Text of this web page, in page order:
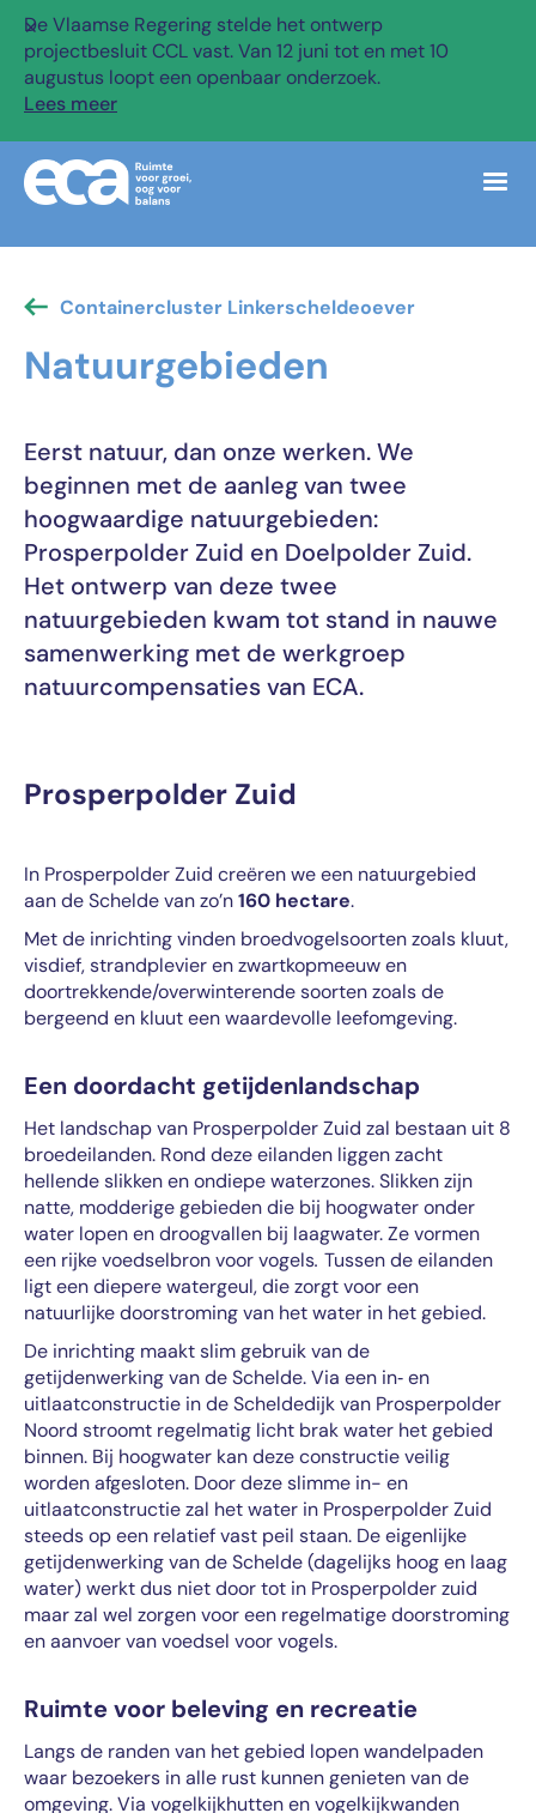
De Vlaamse Regering stelde het ontwerp
projectbesluit CCL vast. Van 12 juni tot en met 10
augustus loopt een openbaar onderzoek.
Lees meer
✕
Containercluster Linkerscheldeoever
Natuurgebieden
Eerst natuur, dan onze werken. We
beginnen met de aanleg van twee
hoogwaardige natuurgebieden:
Prosperpolder Zuid en Doelpolder Zuid.
Het ontwerp van deze twee
natuurgebieden kwam tot stand in nauwe
samenwerking met de werkgroep
natuurcompensaties van ECA.
Prosperpolder Zuid
In Prosperpolder Zuid creëren we een natuurgebied
aan de Schelde van zo’n160 hectare.
Met de inrichting vinden broedvogelsoorten zoals kluut,
visdief, strandplevier en zwartkopmeeuw en
doortrekkende/overwinterende soorten zoals de
bergeend en kluut een waardevolle leefomgeving.
Een doordacht getijdenlandschap
Het landschap van Prosperpolder Zuid zal bestaan uit 8
broedeilanden. Rond deze eilanden liggen zacht
hellende slikken en ondiepe waterzones. Slikken zijn
natte, modderige gebieden die bij hoogwater onder
water lopen en droogvallen bij laagwater. Ze vormen
een rijke voedselbron voor vogels. Tussen de eilanden
ligt een diepere watergeul, die zorgt voor een
natuurlijke doorstroming van het water in het gebied.
De inrichting maakt slim gebruik van de
getijdenwerking van de Schelde. Via een in‑ en
uitlaatconstructie in de Scheldedijk van Prosperpolder
Noord stroomt regelmatig licht brak water het gebied
binnen. Bij hoogwater kan deze constructie veilig
worden afgesloten. Door deze slimme in- en
uitlaatconstructie zal het water in Prosperpolder Zuid
steeds op een relatief vast peil staan. De eigenlijke
getijdenwerking van de Schelde (dagelijks hoog en laag
water) werkt dus niet door tot in Prosperpolder zuid
maar zal wel zorgen voor een regelmatige doorstroming
en aanvoer van voedsel voor vogels.
Ruimte voor beleving en recreatie
Langs de randen van het gebied lopen wandelpaden
waar bezoekers in alle rust kunnen genieten van de
omgeving. Via vogelkijkhutten en vogelkijkwanden